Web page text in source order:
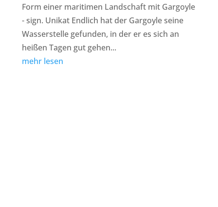
Form einer maritimen Landschaft mit Gargoyle
- sign. Unikat Endlich hat der Gargoyle seine
Wasserstelle gefunden, in der er es sich an
heißen Tagen gut gehen...
mehr lesen